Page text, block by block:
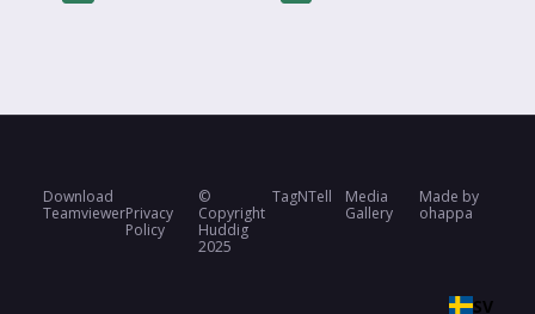
Download
TeamviewerPrivacy
Policy
©
Copyright
Huddig
2025
TagNTell
Media
Gallery
Made by
ohappa
SV